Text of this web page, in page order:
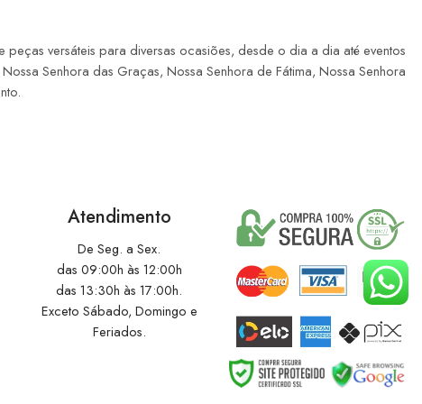
versáteis para diversas ocasiões, desde o dia a dia até eventos
Senhora das Graças, Nossa Senhora de Fátima, Nossa Senhora
Atendimento
De Seg. a Sex.
das 09:00h às 12:00h
das 13:30h às 17:00h.
Exceto Sábado, Domingo e
Feriados.